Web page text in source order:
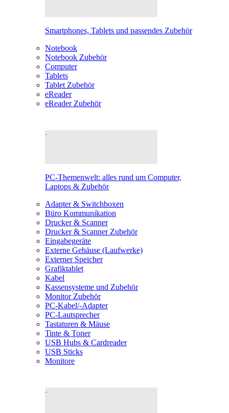
Smartphones, Tablets und passendes Zubehör
Notebook
Notebook Zubehör
Computer
Tablets
Tablet Zubehör
eReader
eReader Zubehör
PC-Themenwelt: alles rund um Computer,
Laptops & Zubehör
Adapter & Switchboxen
Büro Kommunikation
Drucker & Scanner
Drucker & Scanner Zubehör
Eingabegeräte
Externe Gehäuse (Laufwerke)
Externer Speicher
Grafiktablet
Kabel
Kassensysteme und Zubehör
Monitor Zubehör
PC-Kabel/-Adapter
PC-Lautsprecher
Tastaturen & Mäuse
Tinte & Toner
USB Hubs & Cardreader
USB Sticks
Monitore